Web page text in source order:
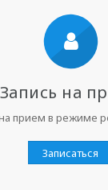
Запись на
на прием в режиме
Записаться